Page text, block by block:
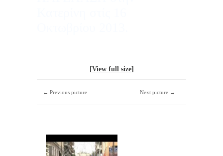
[View full size]
← Previous picture Next picture →